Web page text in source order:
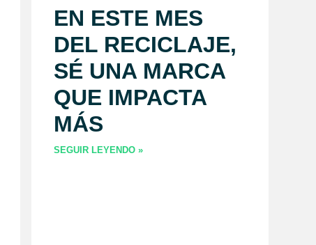
EN ESTE MES
DEL RECICLAJE,
SÉ UNA MARCA
QUE IMPACTA
MÁS
SEGUIR LEYENDO »